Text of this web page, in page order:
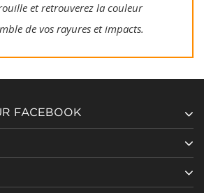
et retrouverez la couleur
de vos rayures et impacts.
FACEBOOK